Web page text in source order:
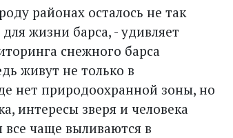
районах осталось не так
жизни барса, - удивляет
снежного барса
живут не только в
нет природоохранной зоны, но
интересы зверя и человека
все чаще выливаются в